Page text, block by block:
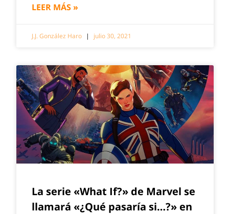
LEER MÁS »
J.J. González Haro julio 30, 2021
La serie «What If?» de Marvel se
llamará «¿Qué pasaría si…?» en